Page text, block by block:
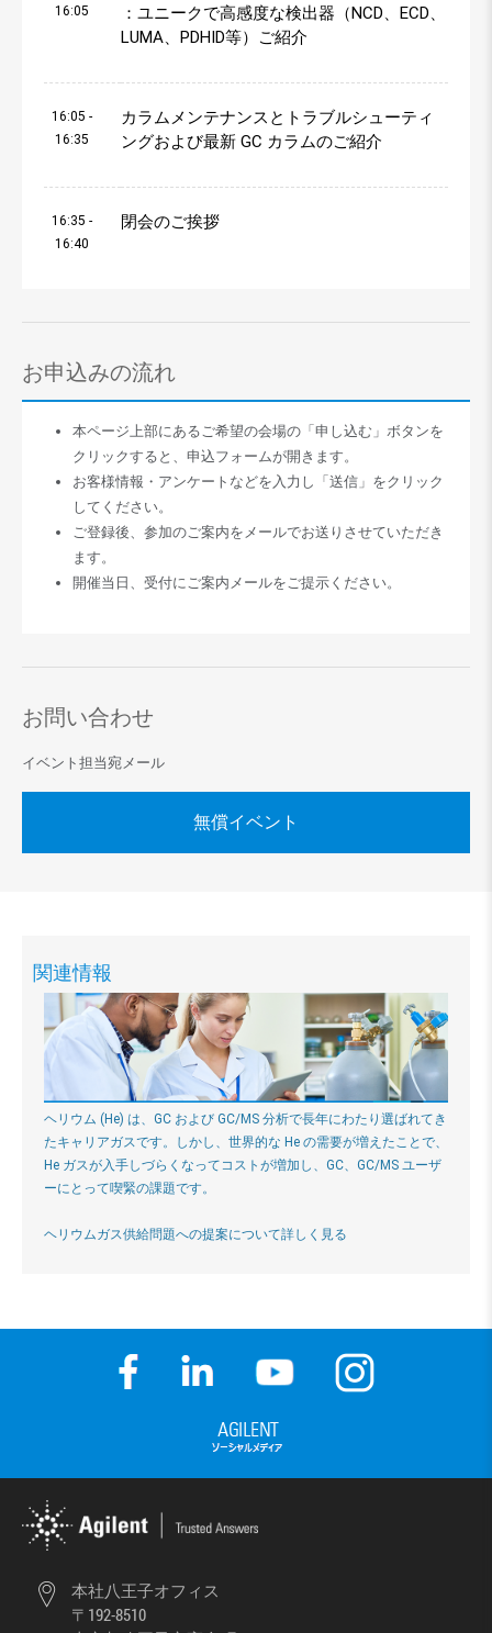
16:05
：ユニークで高感度な検出器（NCD、ECD、
LUMA、PDHID等）ご紹介
16:05 -
16:35
カラムメンテナンスとトラブルシューティ
ングおよび最新 GC カラムのご紹介
16:35 -
16:40
閉会のご挨拶
お申込みの流れ
本ページ上部にあるご希望の会場の「申し込む」ボタンを
クリックすると、申込フォームが開きます。
お客様情報・アンケートなどを入力し「送信」をクリック
してください。
ご登録後、参加のご案内をメールでお送りさせていただき
ます。
開催当日、受付にご案内メールをご提示ください。
お問い合わせ
イベント担当宛メール
無償イベント
関連情報
ヘリウム (He) は、GC および GC/MS 分析で長年にわたり選ばれてき
たキャリアガスです。しかし、世界的な He の需要が増えたことで、
He ガスが入手しづらくなってコストが増加し、GC、GC/MS ユーザ
ーにとって喫緊の課題です。
ヘリウムガス供給問題への提案について詳しく見る
本社八王子オフィス
〒192-8510